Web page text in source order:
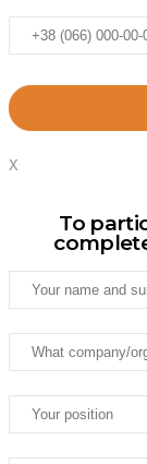
X
To